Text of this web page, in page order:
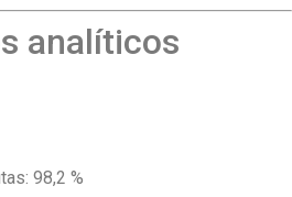
analíticos
98,2 %